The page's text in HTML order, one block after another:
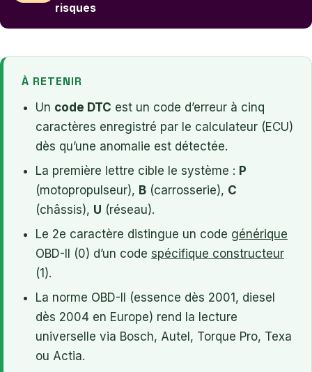
risques
À RETENIR
Un code DTC est un code d’erreur à cinq
caractères enregistré par le calculateur (ECU)
dès qu’une anomalie est détectée.
La première lettre cible le système : P
(motopropulseur), B (carrosserie), C
(châssis), U (réseau).
Le 2e caractère distingue un code générique
OBD-II (0) d’un code spécifique constructeur
(1).
La norme OBD-II (essence dès 2001, diesel
dès 2004 en Europe) rend la lecture
universelle via Bosch, Autel, Torque Pro, Texa
ou Actia.